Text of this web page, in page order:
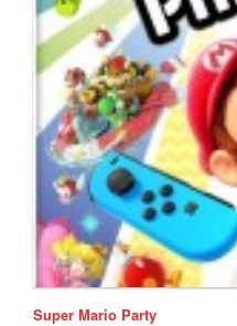
Super Mario Party